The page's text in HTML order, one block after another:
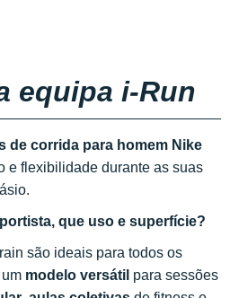
equipa i-Run
de corrida para homem Nike
e flexibilidade durante as suas
que uso e superfície?
são ideais para todos os
modelo versátil para sessões